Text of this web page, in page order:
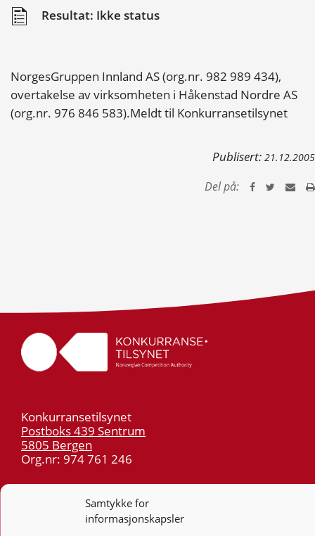
Samtykke for
informasjonskapsler
Resultat: Ikke status
NorgesGruppen Innland AS (org.nr. 982 989 434),
overtakelse av virksomheten i Håkenstad Nordre AS
(org.nr. 976 846 583).Meldt til Konkurransetilsynet
Publisert: 21.12.2005
Del på:
Konkurransetilsynet
Postboks 439 Sentrum
5805 Bergen
Org.nr: 974 761 246
55 59 75 00
post@kt.no